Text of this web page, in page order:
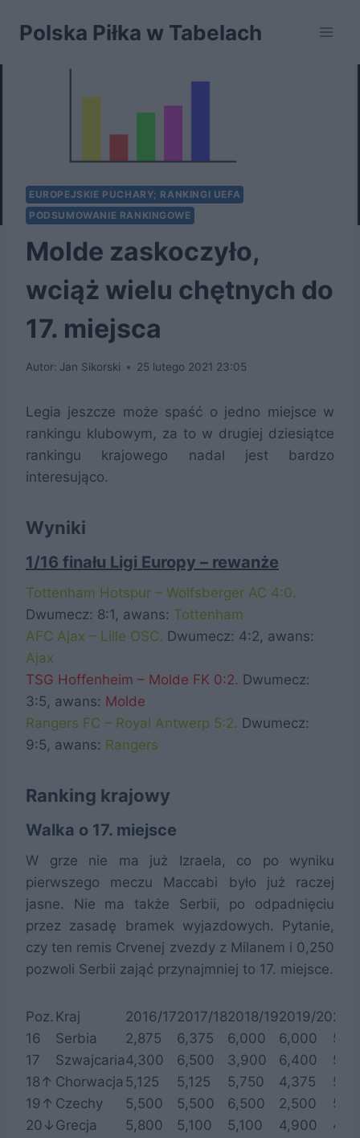
Polska Piłka w Tabelach
EUROPEJSKIE PUCHARY; RANKINGI UEFA
PODSUMOWANIE RANKINGOWE
Molde zaskoczyło,
wciąż wielu chętnych do
17. miejsca
Autor: Jan Sikorski 25 lutego 2021 23:05
Legia jeszcze może spaść o jedno miejsce w
rankingu klubowym, za to w drugiej dziesiątce
rankingu krajowego nadal jest bardzo
interesująco.
Wyniki
1/16 finału Ligi Europy – rewanże
Tottenham Hotspur – Wolfsberger AC 4:0.
Dwumecz: 8:1, awans: Tottenham
AFC Ajax – Lille OSC. Dwumecz: 4:2, awans:
Ajax
TSG Hoffenheim – Molde FK 0:2. Dwumecz:
3:5, awans: Molde
Rangers FC – Royal Antwerp 5:2. Dwumecz:
9:5, awans: Rangers
Ranking krajowy
Walka o 17. miejsce
W grze nie ma już Izraela, co po wyniku
pierwszego meczu Maccabi było już raczej
jasne. Nie ma także Serbii, po odpadnięciu
przez zasadę bramek wyjazdowych. Pytanie,
czy ten remis Crvenej zvezdy z Milanem i 0,250
pozwoli Serbii zająć przynajmniej to 17. miejsce.
Poz. Kraj 2016/172017/182018/192019/20
16
Serbia 2,875 6,375 6,000 6,000
17
Szwajcaria4,300 6,500 3,900 6,400
18↑ Chorwacja 5,125 5,125 5,750 4,375
19↑ Czechy 5,500 5,500 6,500 2,500
20↓ Grecja 5,800 5,100 5,100 4,900